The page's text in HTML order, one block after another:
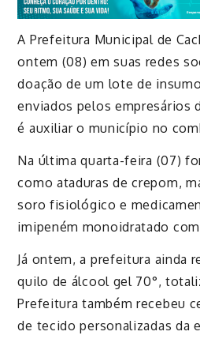
A Prefeitura Municipal de
ontem (08) em suas redes
doação de um lote de
enviados pelos empresários
é auxiliar o município no
Na última quarta-feira (07)
como ataduras de crepom,
soro fisiológico e
imipeném monoidratado
Já ontem, a prefeitura ainda
quilo de álcool gel 70°,
Prefeitura também recebeu
de tecido personalizadas da